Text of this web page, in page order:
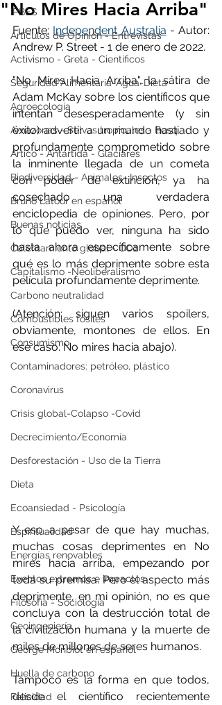
IPBES
Artículos de Opinión - Entrevistas
Activismo - Greta - Científicos
Seguridad Alimentaria-Agua-Dieta
Agroecología
Amazonas - Selvas tropicales - Bosq
Artico - Antártida - Glaciares
Biodiversidad - Animales- Insectos
Bruno Latour en español
Buenas noticias
Calentamiento global - CO2
Capitalismo -Neoliberalismo
Carbono neutralidad
Combustibles fósiles
Consumismo
Contaminadores: petróleo, plástico
Coronavirus
Crisis global-Colapso -Covid
Decrecimiento/Economía
Desforestación - Uso de la Tierra
Dieta
Ecoansiedad - Psicología
Espiritualidad
Energías renovables
Eventos extremos e impactos
Filosofía - Sociología
Geoingeniería
George Monbiot en español
Huella de carbono
Felicidad
"No Mires Hacia Arriba"
Fuente: Independent Australia - Autor:
Andrew P. Street - 1 de enero de 2022.
"No Mires Hacia Arriba", la sátira de
Adam McKay sobre los científicos que
intentan desesperadamente (y sin
éxito) advertir a un mundo hastiado y
profundamente comprometido sobre
la inminente llegada de un cometa
con poder de extinción, ya ha
cosechado una verdadera
enciclopedia de opiniones. Pero, por
lo que puedo ver, ninguna ha sido
hasta ahora específicamente sobre
qué es lo más deprimente sobre esta
película profundamente deprimente.
(Atención: siguen varios spoilers,
obviamente, montones de ellos. En
ese caso: No mires hacia abajo).
Y eso a pesar de que hay muchas,
muchas cosas deprimentes en No
mires hacia arriba, empezando por
toda su premisa. Pero el aspecto más
deprimente, en mi opinión, no es que
concluya con la destrucción total de
la civilización humana y la muerte de
miles de millones de seres humanos.
Tampoco es la forma en que todos,
desde el científico recientemente